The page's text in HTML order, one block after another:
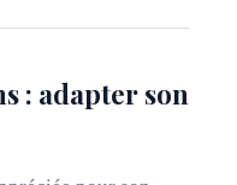
: adapter son